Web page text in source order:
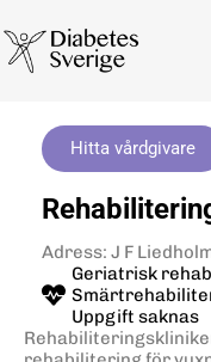
Hitta vårdgivare
Adress: J F
Geriatrisk
Uppgift saknas